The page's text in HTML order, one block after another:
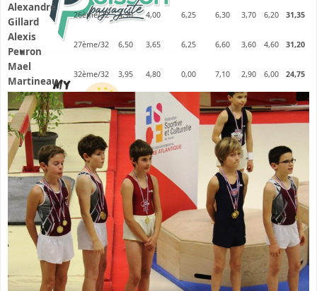
Alexandre
Gillard
26ème/32 4,90 4,00 6,25 6,30 3,70 6,20 31,35
Alexis
Peuron
27ème/32 6,50 3,65 6,25 6,60 3,60 4,60 31,20
Mael
Martineau
32ème/32 3,95 4,80 0,00 7,10 2,90 6,00 24,75